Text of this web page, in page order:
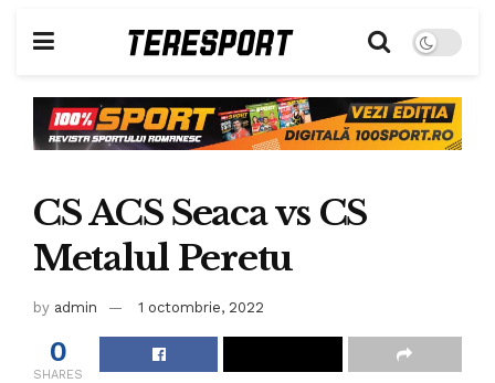
CS ACS Seaca vs CS
Metalul Peretu
by admin 1 octombrie, 2022
0
SHARES